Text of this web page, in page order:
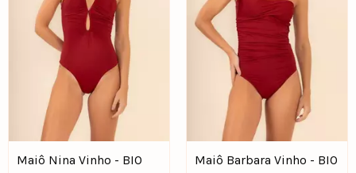
Maiô Nina Vinho - BIO
Maiô Barbara Vinho - BIO